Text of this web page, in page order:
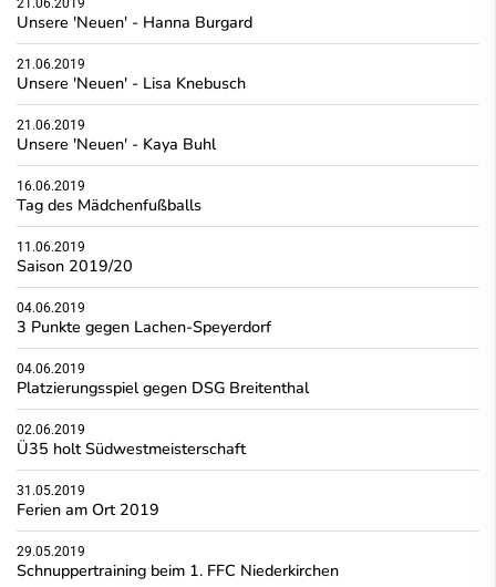
Unsere 'Neuen' - Hanna Burgard
21.06.2019
Unsere 'Neuen' - Lisa Knebusch
21.06.2019
Unsere 'Neuen' - Kaya Buhl
16.06.2019
Tag des Mädchenfußballs
11.06.2019
Saison 2019/20
04.06.2019
3 Punkte gegen Lachen-Speyerdorf
04.06.2019
Platzierungsspiel gegen DSG Breitenthal
02.06.2019
Ü35 holt Südwestmeisterschaft
31.05.2019
Ferien am Ort 2019
29.05.2019
Schnuppertraining beim 1. FFC Niederkirchen